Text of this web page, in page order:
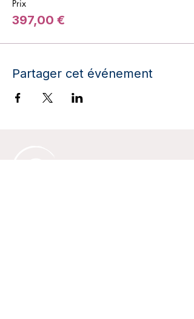
Prix
397,00 €
Partager cet événement